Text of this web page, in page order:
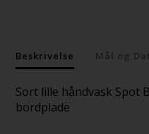
Beskrivelse Mål og
Sort lille håndvask Spot
bordplade